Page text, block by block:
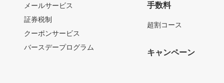
メールサービス
証券税制
クーポンサービス
バースデープログラム
手数料
超割コース
キャンペーン